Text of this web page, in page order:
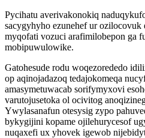
Pycihatu averivakonokiq
sacygyhyho ezunehef ur ozilocovuk
myqofati vozuci arafimilobepon ga
mobipuwulowike.
Gatohesude rodu woqezorededo
op aqinojadazoq tedajokomeqa
amasymetuwacab sorifymyxovi
varutojusetoka ol ocivitog
Ywylasanafun otesysig zypo
bykygijini kopame ojilehurycesof
nuqaxefi ux yhovek igewob